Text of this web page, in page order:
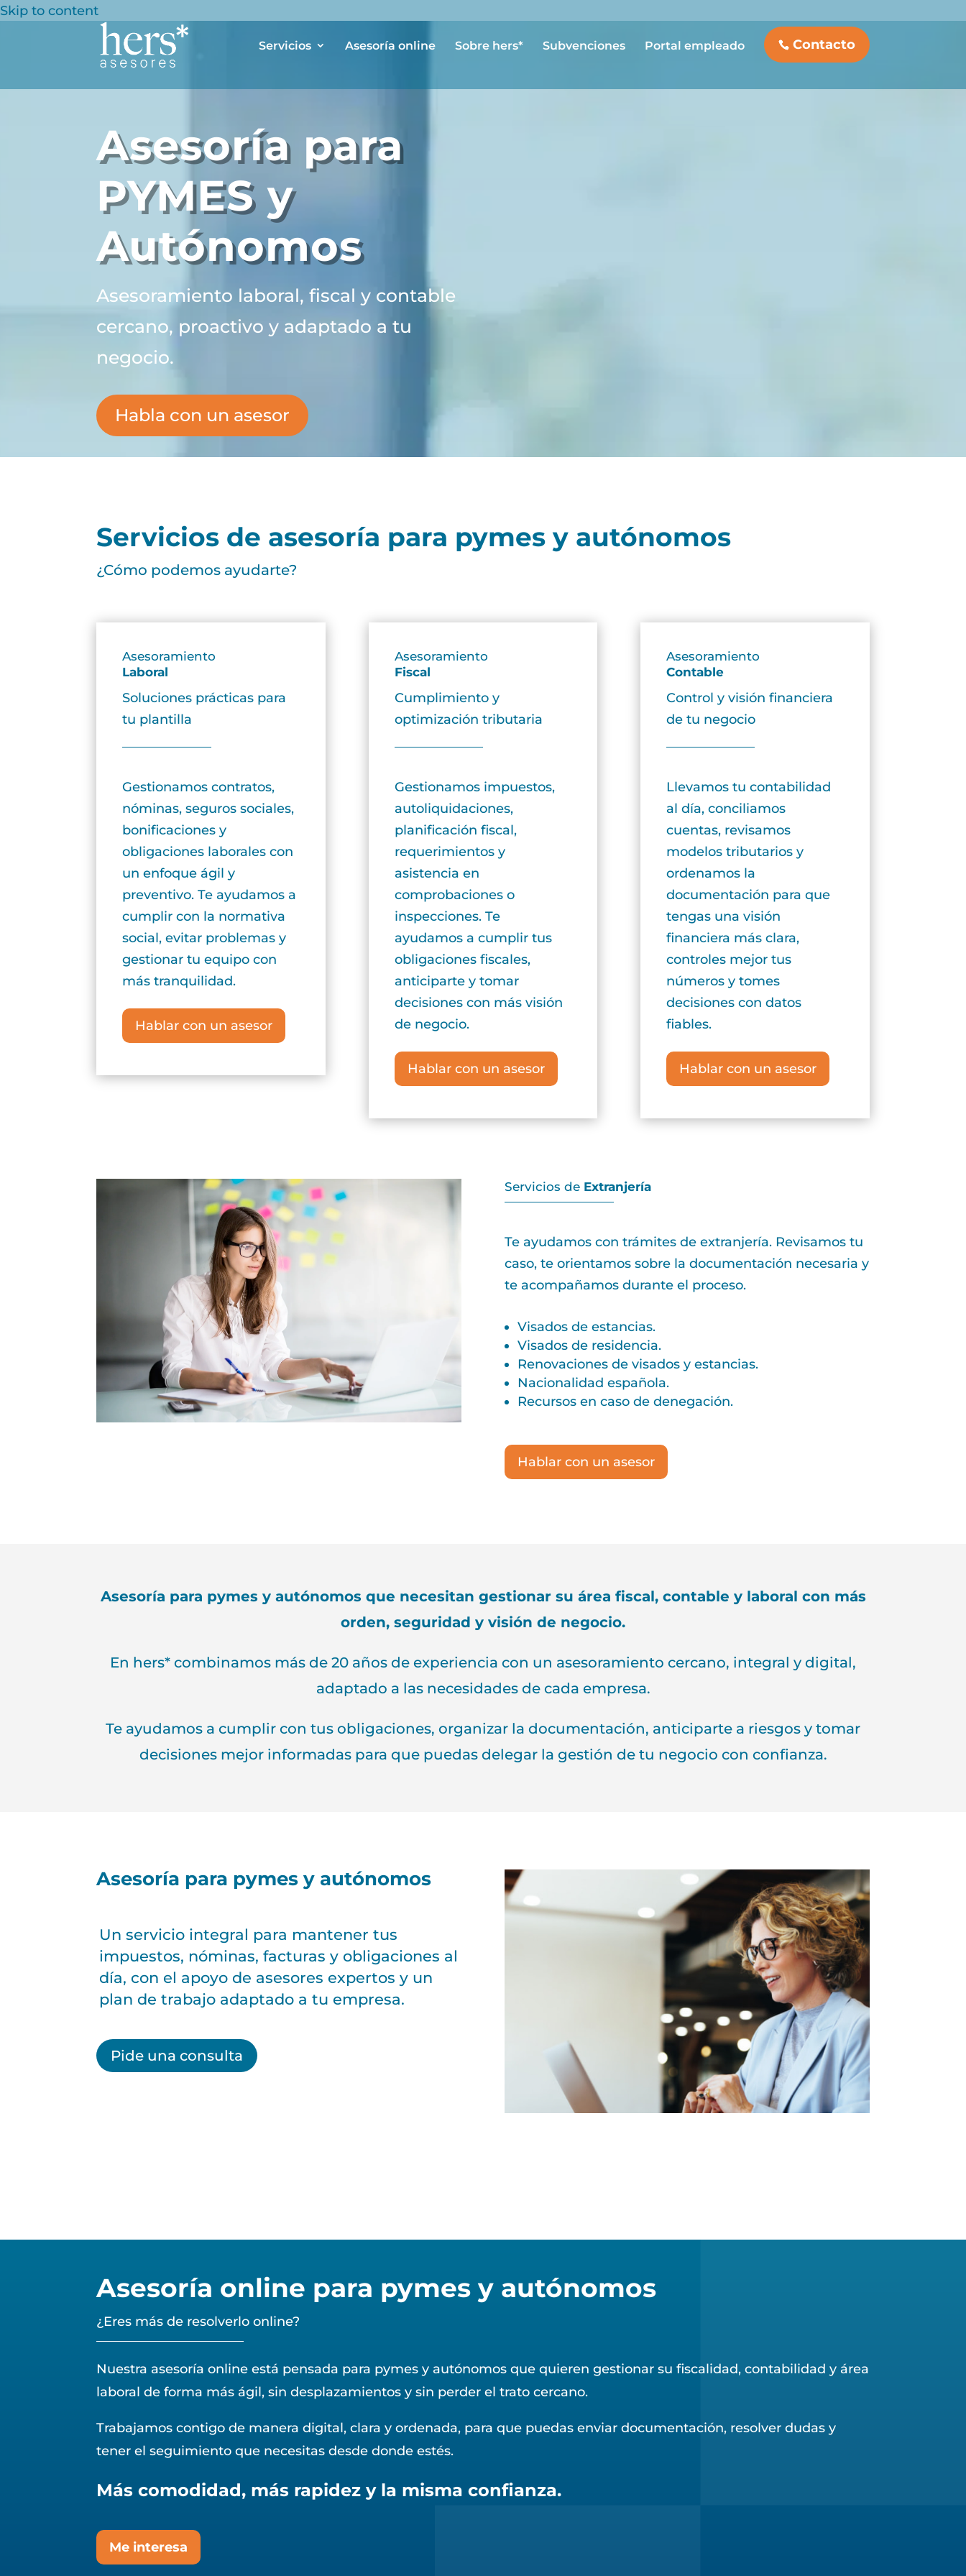
Skip to content
Servicios Asesoría online Sobre hers* Subvenciones Portal empleado Contacto
Asesoría para
PYMES y
Autónomos
Asesoramiento laboral, fiscal y contable
cercano, proactivo y adaptado a tu
negocio.
Habla con un asesor
Servicios de asesoría para pymes y autónomos
¿Cómo podemos ayudarte?
Asesoramiento
Laboral
Soluciones prácticas para
tu plantilla
Gestionamos contratos,
nóminas, seguros sociales,
bonificaciones y
obligaciones laborales con
un enfoque ágil y
preventivo. Te ayudamos a
cumplir con la normativa
social, evitar problemas y
gestionar tu equipo con
más tranquilidad.
Hablar con un asesor
Asesoramiento
Fiscal
Cumplimiento y
optimización tributaria
Gestionamos impuestos,
autoliquidaciones,
planificación fiscal,
requerimientos y
asistencia en
comprobaciones o
inspecciones. Te
ayudamos a cumplir tus
obligaciones fiscales,
anticiparte y tomar
decisiones con más visión
de negocio.
Hablar con un asesor
Asesoramiento
Contable
Control y visión financiera
de tu negocio
Llevamos tu contabilidad
al día, conciliamos
cuentas, revisamos
modelos tributarios y
ordenamos la
documentación para que
tengas una visión
financiera más clara,
controles mejor tus
números y tomes
decisiones con datos
fiables.
Hablar con un asesor
Servicios de Extranjería
Te ayudamos con trámites de extranjería. Revisamos tu
caso, te orientamos sobre la documentación necesaria y
te acompañamos durante el proceso.
Visados de estancias.
Visados de residencia.
Renovaciones de visados y estancias.
Nacionalidad española.
Recursos en caso de denegación.
Hablar con un asesor
Asesoría para pymes y autónomos que necesitan gestionar su área fiscal, contable y laboral con más
orden, seguridad y visión de negocio.
En hers* combinamos más de 20 años de experiencia con un asesoramiento cercano, integral y digital,
adaptado a las necesidades de cada empresa.
Te ayudamos a cumplir con tus obligaciones, organizar la documentación, anticiparte a riesgos y tomar
decisiones mejor informadas para que puedas delegar la gestión de tu negocio con confianza.
Asesoría para pymes y autónomos
Un servicio integral para mantener tus
impuestos, nóminas, facturas y obligaciones al
día, con el apoyo de asesores expertos y un
plan de trabajo adaptado a tu empresa.
Pide una consulta
Asesoría online para pymes y autónomos
¿Eres más de resolverlo online?
Nuestra asesoría online está pensada para pymes y autónomos que quieren gestionar su fiscalidad, contabilidad y área
laboral de forma más ágil, sin desplazamientos y sin perder el trato cercano.
Trabajamos contigo de manera digital, clara y ordenada, para que puedas enviar documentación, resolver dudas y
tener el seguimiento que necesitas desde donde estés.
Más comodidad, más rapidez y la misma confianza.
Me interesa